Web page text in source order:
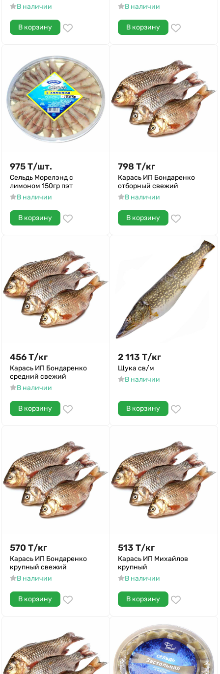
В наличии
В корзину
В наличии
В корзину
975Т/шт.
Сельдь Морелэнд с
лимоном 150гр пэт
В наличии
В корзину
798 Т/кг
Карась ИП Бондаренко
отборный свежий
В наличии
В корзину
456Т/кг
Карась ИП Бондаренко
средний свежий
В наличии
В корзину
2 113 Т/кг
Щука св/м
В наличии
В корзину
570 Т/кг
Карась ИП Бондаренко
крупный свежий
В наличии
В корзину
513 Т/кг
Карась ИП Михайлов
крупный
В наличии
В корзину